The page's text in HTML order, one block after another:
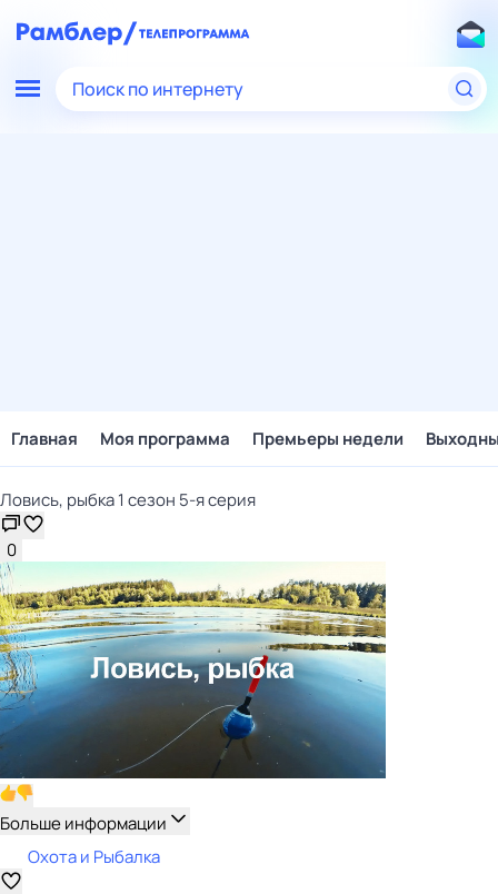
Поиск по интернету
Главная Моя программа Премьеры недели
Ловись, рыбка 1 сезон 5-я серия
0
Больше информации
Охота и Рыбалка